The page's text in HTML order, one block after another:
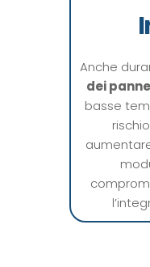
Anche
dei
basse